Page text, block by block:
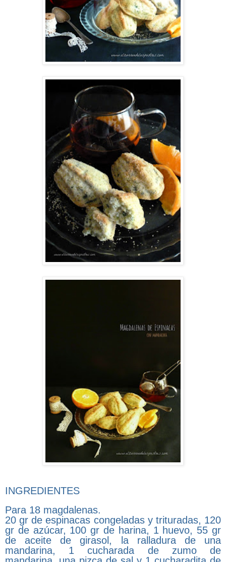
INGREDIENTES
Para 18 magdalenas.
20 gr de espinacas congeladas y trituradas, 120
gr de azúcar, 100 gr de harina, 1 huevo, 55 gr
de aceite de girasol, la ralladura de una
mandarina, 1 cucharada de zumo de